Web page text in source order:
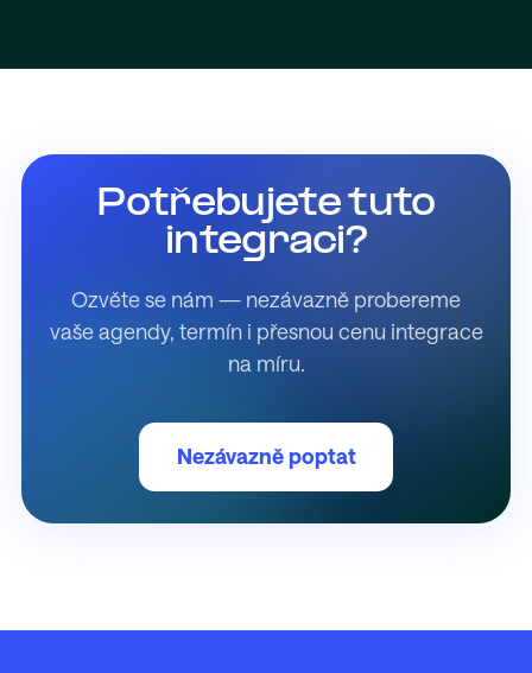
Potřebujete tuto
integraci?
Ozvěte se nám — nezávazně probereme
vaše agendy, termín i přesnou cenu integrace
na míru.
Nezávazně poptat